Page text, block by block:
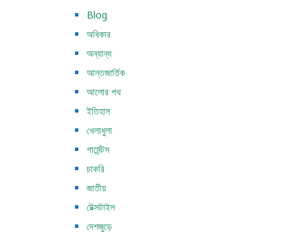
Blog
অধিকার
অন্যান্য
আন্তজার্তিক
আলোর পথ
ইতিহাস
খেলাধুলা
গার্মেন্টস
চাকরি
জাতীয়
টেক্সটাইল
দেশজুড়ে